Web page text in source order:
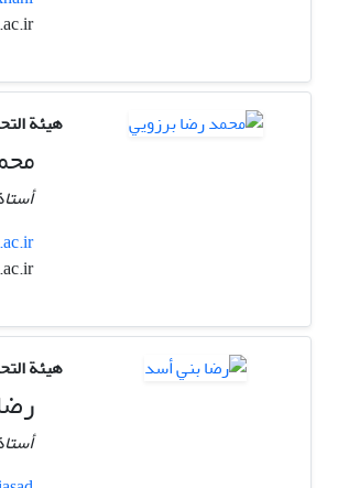
khani
هيئة
borzooei
هيئة